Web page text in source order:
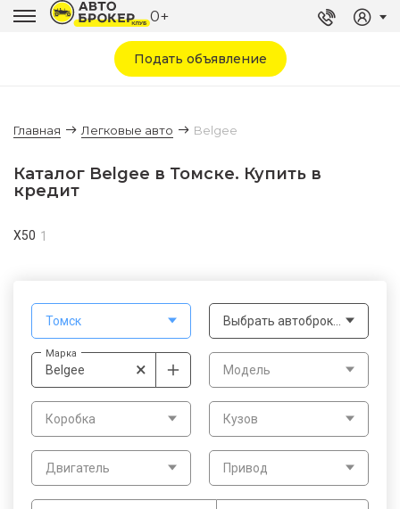
0+
Подать объявление
Главная Легковые авто Belgee
Каталог Belgee в Томске. Купить в
кредит
Томск
Марка
×
Belgee Модель
Коробка Кузов
Двигатель Привод
X50 1